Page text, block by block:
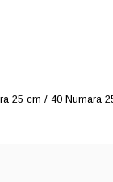
25 cm / 40 Numara